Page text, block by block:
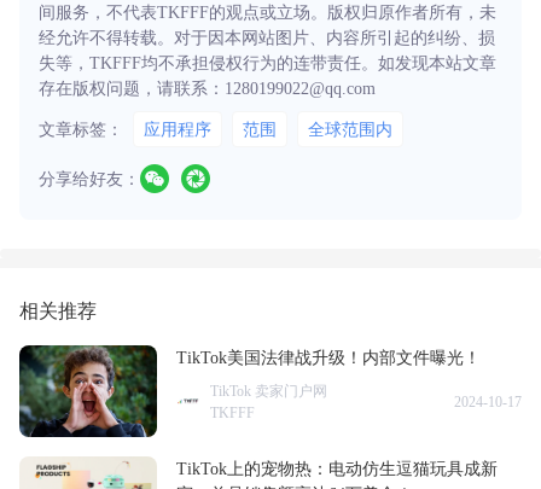
间服务，不代表TKFFF的观点或立场。版权归原作者所有，未
经允许不得转载。对于因本网站图片、内容所引起的纠纷、损
失等，TKFFF均不承担侵权行为的连带责任。如发现本站文章
存在版权问题，请联系：1280199022@qq.com
文章标签： 应用程序 范围 全球范围内
分享给好友：
相关推荐
TikTok美国法律战升级！内部文件曝光！
TikTok 卖家门户网
TKFFF
2024-10-17
TikTok上的宠物热：电动仿生逗猫玩具成新